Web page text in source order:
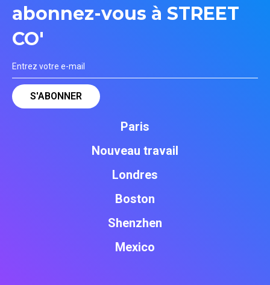
abonnez-vous à STREET
CO'
Paris
Nouveau travail
Londres
Boston
Shenzhen
Mexico